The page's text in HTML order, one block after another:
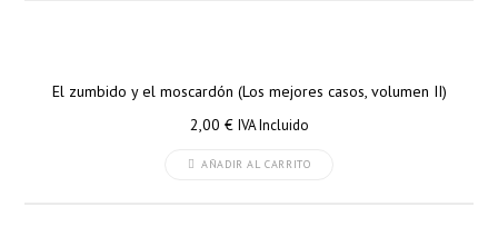
El zumbido y el moscardón (Los mejores casos, volumen II)
2,00 € IVA Incluido
AÑADIR AL CARRITO